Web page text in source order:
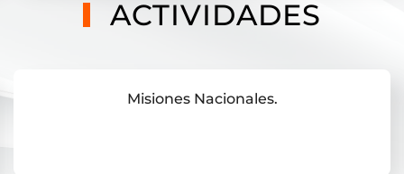
ACTIVIDADES
Misiones Nacionales.